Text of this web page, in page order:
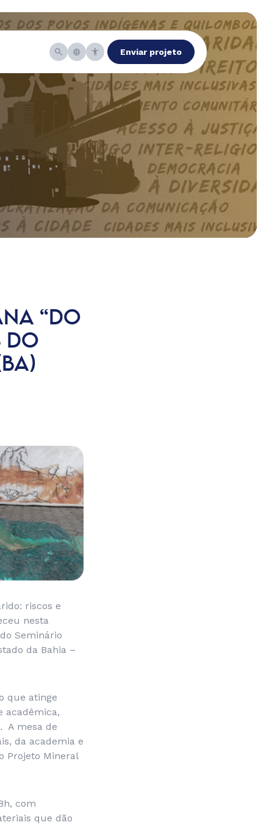
Enviar projeto
“DO
DO
riscos e
nesta
Seminário
da Bahia –
que atinge
acadêmica,
A mesa de
da academia e
Projeto Mineral
com
que dão